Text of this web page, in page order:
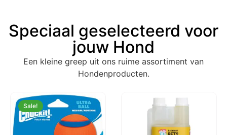
Speciaal geselecteerd voor
jouw Hond
Een kleine greep uit ons ruime assortiment van
Hondenproducten.
Sale!